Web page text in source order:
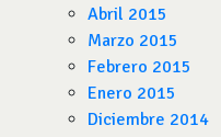
Abril 2015
Marzo 2015
Febrero 2015
Enero 2015
Diciembre 2014